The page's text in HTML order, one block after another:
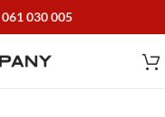
061 030 005